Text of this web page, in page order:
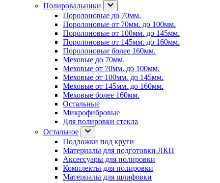
Полировальники
Поролоновые до 70мм.
Поролоновые от 70мм. до 100мм.
Поролоновые от 100мм. до 145мм.
Поролоновые от 145мм. до 160мм.
Поролоновые более 160мм.
Меховые до 70мм.
Меховые от 70мм. до 100мм.
Меховые от 100мм. до 145мм.
Меховые от 145мм. до 160мм.
Меховые более 160мм.
Остальные
Микрофибровые
Для полировки стекла
Остальное
Подложки под круги
Материалы для подготовки ЛКП
Аксессуары для полировки
Комплекты для полировки
Материалы для шлифовки